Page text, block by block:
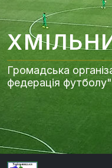
Громадська
федерація футболу"